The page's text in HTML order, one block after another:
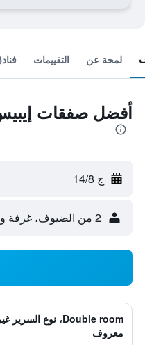
لمحة عن التقييمات
أفضل صفقات
ج 14/8
2 من الضيوف، غرفة واحدة
Double room، نوع السرير غير
معروف